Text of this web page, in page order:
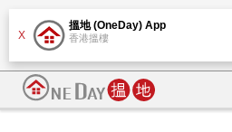
X
搵地 (OneDay) App
香港搵樓